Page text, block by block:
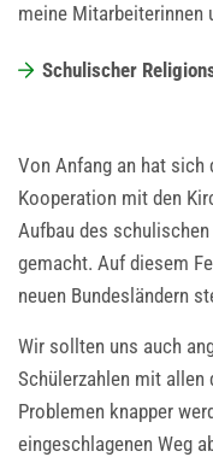
meine Mitarbeiterinnen
Schulischer
Von Anfang an hat sich
Kooperation mit den
Aufbau des
gemacht. Auf diesem
neuen Bundesländern
Wir sollten uns auch
Schülerzahlen mit allen
Problemen knapper
eingeschlagenen Weg